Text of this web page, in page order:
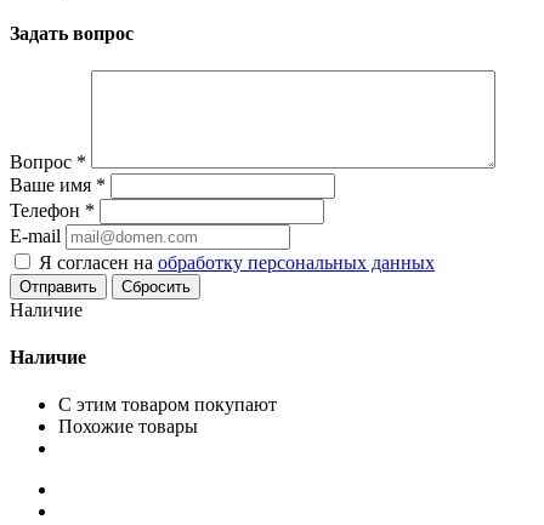
Задать вопрос
Вопрос *
Ваше имя *
Телефон *
E-mail
Я согласен на обработку персональных данных
Сбросить
Наличие
Наличие
С этим товаром покупают
Похожие товары